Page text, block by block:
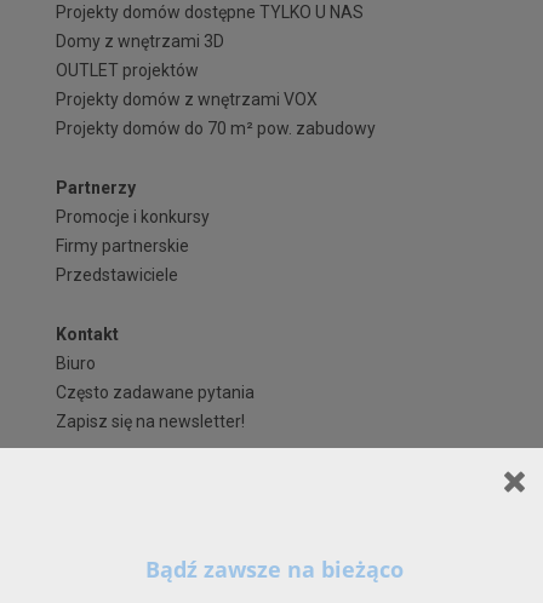
Szanowni Państwo,
Projekty domów dostępne TYLKO U NAS
Domy z wnętrzami 3D
OUTLET projektów
Projekty domów z wnętrzami VOX
Projekty domów do 70 m² pow. zabudowy
Partnerzy
Promocje i konkursy
Firmy partnerskie
Przedstawiciele
Kontakt
Biuro
Często zadawane pytania
Zapisz się na newsletter!
Formy płatności